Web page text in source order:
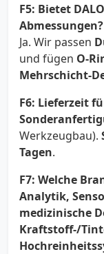
F5: Bietet
Abmessungen?
Ja. Wir passen
und fügen O-
Mehrschicht-
F6: Lieferzeit
Werkzeugbau).
Tagen.
F7: Welche
Analytik,
medizinische
Kraftstoff-/